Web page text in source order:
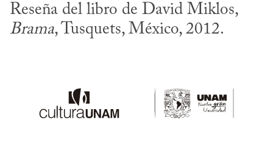
Reseña del libro de David Miklos,
Brama, Tusquets, México, 2012.